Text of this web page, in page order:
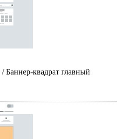
/ Баннер-квадрат главный